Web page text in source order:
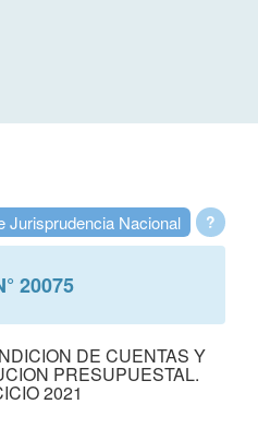
?
Jurisprudencia Nacional
20075
DE CUENTAS Y
PRESUPUESTAL.
2021